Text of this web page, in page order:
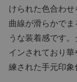
けられた色合わ
曲線が滑らかで
うな装着感です
インされており
練された手元印象